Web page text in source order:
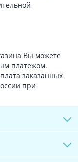
Вы можете
платежом.
заказанных
при